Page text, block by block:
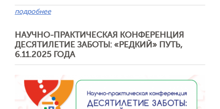
подробнее
НАУЧНО-ПРАКТИЧЕСКАЯ КОНФЕРЕНЦИЯ
ДЕСЯТИЛЕТИЕ ЗАБОТЫ: «РЕДКИЙ» ПУТЬ,
6.11.2025 ГОДА
Отправить